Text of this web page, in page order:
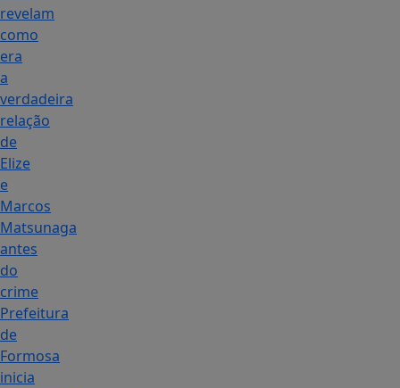
revelam
como
era
a
verdadeira
relação
de
Elize
e
Marcos
Matsunaga
antes
do
crime
Prefeitura
de
Formosa
inicia